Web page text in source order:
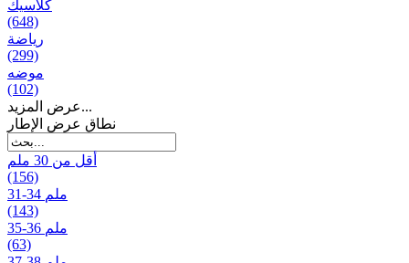
كلاسيك
(648)
رياضة
(299)
موضه
(102)
عرض المزيد...
نطاق عرض الإطار
أقل من 30 ملم
(156)
31-34 ملم
(143)
35-36 ملم
(63)